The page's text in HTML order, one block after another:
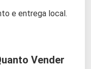
e entrega local.
Vender